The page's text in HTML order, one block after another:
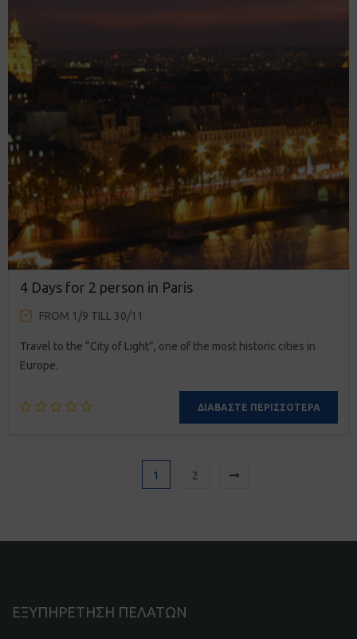
4 Days for 2 person in Paris
FROM 1/9 TILL 30/11
Travel to the “City of Light”, one of the most historic cities in
Europe.
ΔΙΑΒΆΣΤΕ ΠΕΡΙΣΣΌΤΕΡΑ
1 2
ΕΞΥΠΗΡΕΤΗΣΗ ΠΕΛΑΤΩΝ